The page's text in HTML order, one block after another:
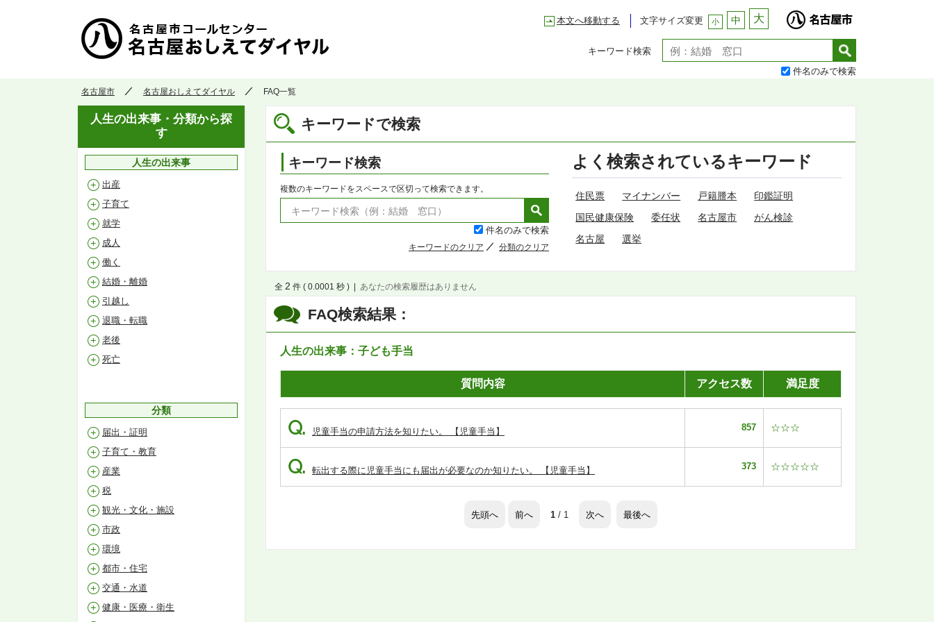
本文へ移動する 文字サイズ変更 小 中 大
キーワード検索
件名のみで検索
名古屋市 名古屋おしえてダイヤル FAQ一覧
キーワードで検索
キーワード検索
複数のキーワードをスペースで区切って検索できます。
件名のみで検索
キーワードのクリア 分類のクリア
よく検索されているキーワード
住民票 マイナンバー 戸籍謄本
印鑑証明
国民健康保険
委任状 名古屋市
がん検診
名古屋
選挙
FAQ検索結果：
人生の出来事：子ども手当
全 2 件 ( 0.0001 秒 ) あなたの検索履歴はありません
質問内容 アクセス数 満足度
Q. 児童手当の申請方法を知りたい。 【児童手当】 857 ☆☆☆
Q. 転出する際に児童手当にも届出が必要なのか知りたい。 【児童手当】 373 ☆☆☆☆☆
先頭へ 前へ 1 / 1 次へ 最後へ
人生の出来事・分類から探
す
人生の出来事
出産
子育て
就学
成人
働く
結婚・離婚
引越し
退職・転職
老後
死亡
分類
届出・証明
子育て・教育
産業
税
観光・文化・施設
市政
環境
都市・住宅
交通・水道
健康・医療・衛生